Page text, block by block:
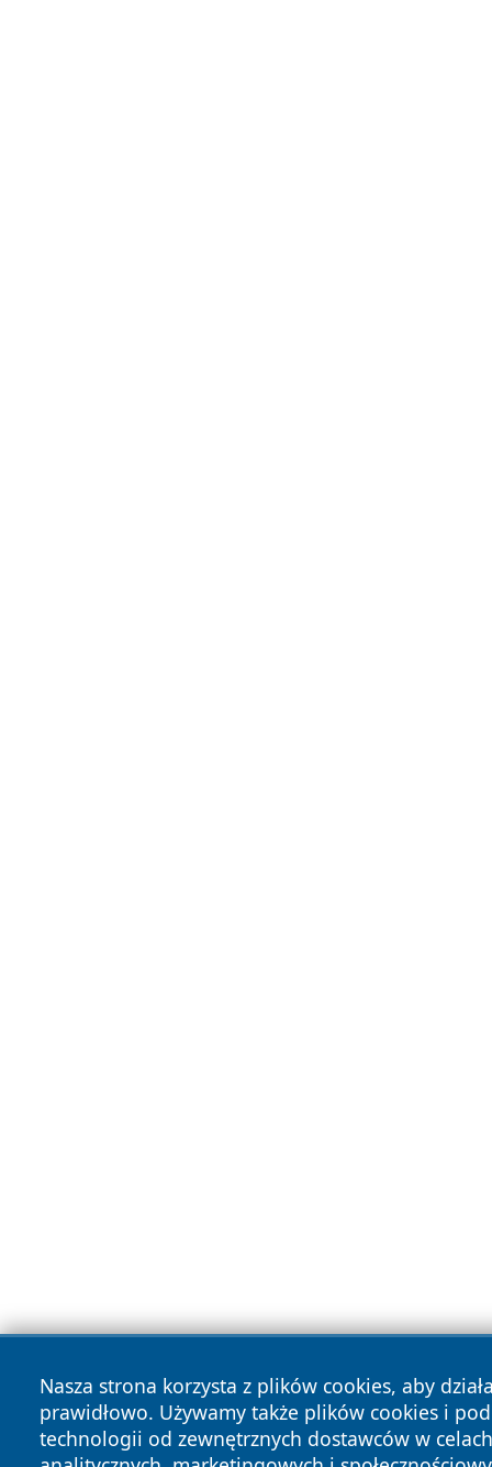
Nasza strona korzysta z plików cookies, aby
prawidłowo. Używamy także plików cookies i
technologii od zewnętrznych dostawców w celach